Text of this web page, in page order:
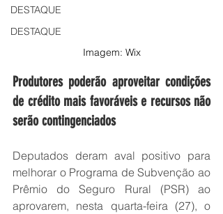
DESTAQUE
DESTAQUE
Imagem: Wix
Produtores poderão aproveitar condições
de crédito mais favoráveis e recursos não
serão contingenciados
Deputados deram aval positivo para
melhorar o Programa de Subvenção ao
Prêmio do Seguro Rural (PSR) ao
aprovarem, nesta quarta-feira (27), o